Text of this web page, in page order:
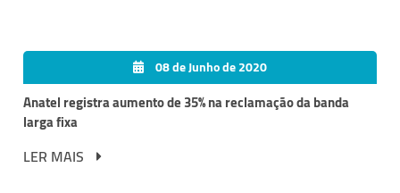
08 de Junho de 2020
Anatel registra aumento de 35% na reclamação da banda
larga fixa
LER MAIS